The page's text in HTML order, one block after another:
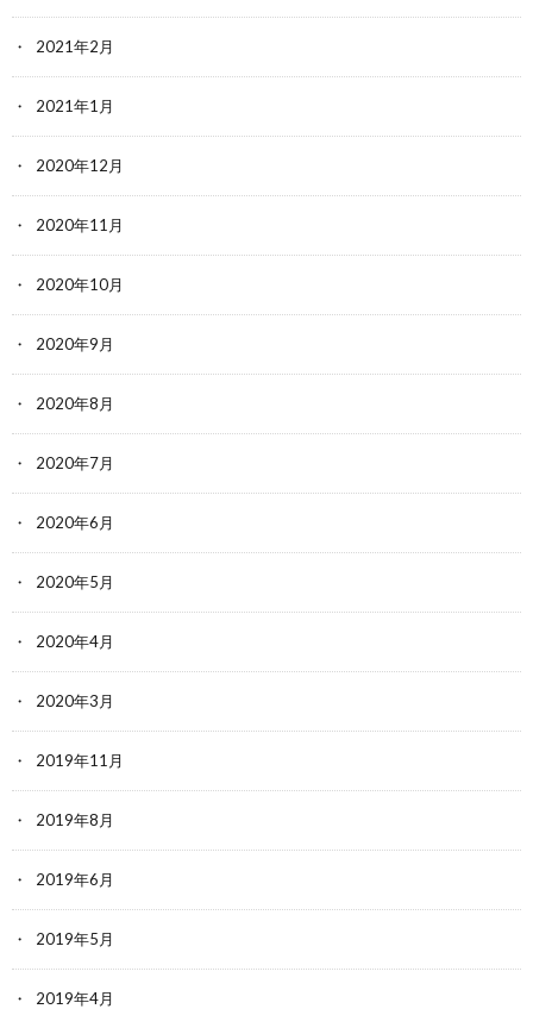
2021年2月
2021年1月
2020年12月
2020年11月
2020年10月
2020年9月
2020年8月
2020年7月
2020年6月
2020年5月
2020年4月
2020年3月
2019年11月
2019年8月
2019年6月
2019年5月
2019年4月